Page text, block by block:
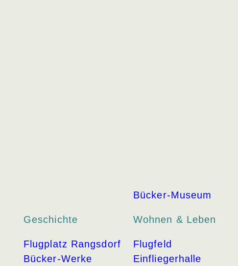
Bücker-Museum
Geschichte
Flugplatz Rangsdorf
Bücker-Werke
Wohnen & Leben
Flugfeld
Einfliegerhalle